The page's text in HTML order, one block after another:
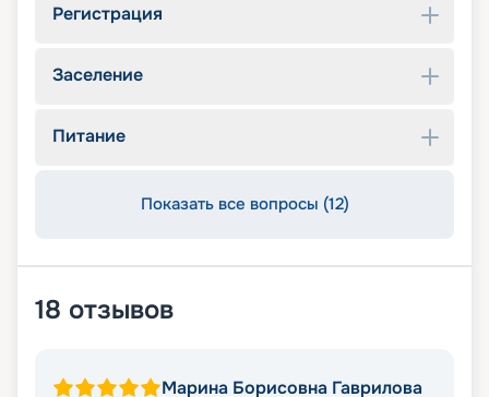
Регистрация
Заселение
Питание
Показать все вопросы (12)
18 отзывов
Марина Борисовна Гаврилова